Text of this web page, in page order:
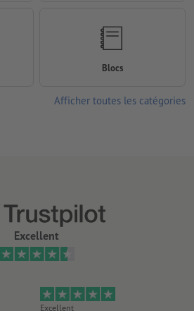
Excellent
Excellent
Blocs
Afficher toutes les catégories